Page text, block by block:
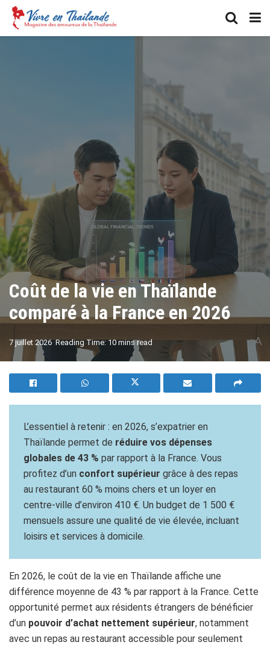
Coût de la vie en Thaïlande
comparé à la France en 2026
7 juillet 2026 Reading Time: 10 mins read AA
L’essentiel à retenir : en 2026, s’expatrier en
Thaïlande permet de réduire vos dépenses
globales de 43 % par rapport à la France. Vous
profitez d’un confort supérieur grâce à des repas
au restaurant 60 % moins chers et un loyer en
centre-ville d’environ 410 €. Un budget de 1 500 €
mensuels assure une qualité de vie élevée, incluant
loisirs et services à domicile.
En 2026, le coût de la vie en Thaïlande affiche une
différence moyenne de 43 % par rapport à la France. Cette
opportunité permet aux résidents étrangers de bénéficier
d’un pouvoir d’achat nettement supérieur, notamment
avec un repas au restaurant accessible pour seulement